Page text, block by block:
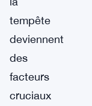
tempête
deviennent
des
facteurs
cruciaux